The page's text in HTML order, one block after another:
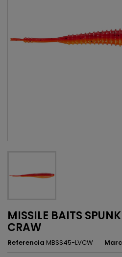
MISSILE BAITS
CRAW
Referencia MBSS45-LVCW